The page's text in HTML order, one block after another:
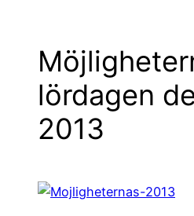
lördagen
2013